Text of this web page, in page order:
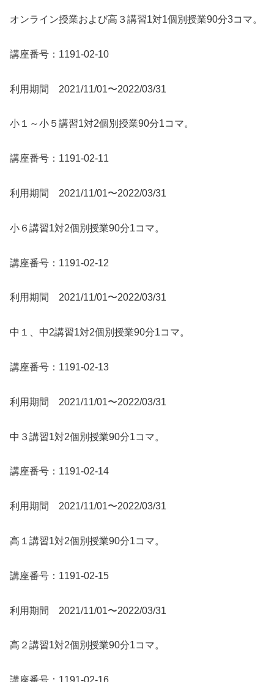
オンライン授業および高３講習1対1個別授業90分3コマ。
講座番号：1191-02-10
利用期間 2021/11/01〜2022/03/31
小１～小５講習1対2個別授業90分1コマ。
講座番号：1191-02-11
利用期間 2021/11/01〜2022/03/31
小６講習1対2個別授業90分1コマ。
講座番号：1191-02-12
利用期間 2021/11/01〜2022/03/31
中１、中2講習1対2個別授業90分1コマ。
講座番号：1191-02-13
利用期間 2021/11/01〜2022/03/31
中３講習1対2個別授業90分1コマ。
講座番号：1191-02-14
利用期間 2021/11/01〜2022/03/31
高１講習1対2個別授業90分1コマ。
講座番号：1191-02-15
利用期間 2021/11/01〜2022/03/31
高２講習1対2個別授業90分1コマ。